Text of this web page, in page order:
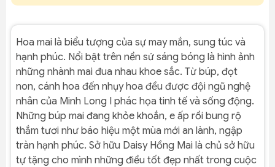
Hoa mai là biểu tượng của sự may mắn, sung túc và
hạnh phúc. Nổi bật trên nền sứ sáng bóng là hình ảnh
những nhành mai đua nhau khoe sắc. Từ búp, đọt
non, cánh hoa đến nhụy hoa đều được đội ngũ nghệ
nhân của Minh Long I phác họa tinh tế và sống động.
Những búp mai đang khỏe khoắn, e ấp rồi bung rộ
thắm tươi như báo hiệu một mùa mới an lành, ngập
tràn hạnh phúc. Sở hữu Daisy Hồng Mai là chủ sở hữu
tự tặng cho mình những điều tốt đẹp nhất trong cuộc